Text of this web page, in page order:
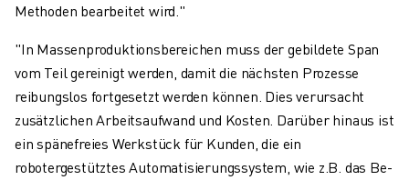
Methoden bearbeitet wird."
"In Massenproduktionsbereichen muss der gebildete Span
vom Teil gereinigt werden, damit die nächsten Prozesse
reibungslos fortgesetzt werden können. Dies verursacht
zusätzlichen Arbeitsaufwand und Kosten. Darüber hinaus ist
ein spänefreies Werkstück für Kunden, die ein
robotergestütztes Automatisierungssystem, wie z.B. das Be-